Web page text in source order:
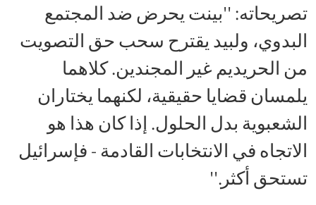
تصريحاته: ''بينت يحرض ضد المجتمع
البدوي، ولبيد يقترح سحب حق التصويت
من الحريديم غير المجندين. كلاهما
يلمسان قضايا حقيقية، لكنهما يختاران
الشعبوية بدل الحلول. إذا كان هذا هو
الاتجاه في الانتخابات القادمة - فإسرائيل
تستحق أكثر.''